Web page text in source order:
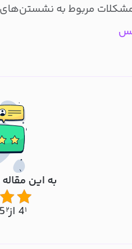
مربوط به
به این
4 از 5 نظر۱ ۲